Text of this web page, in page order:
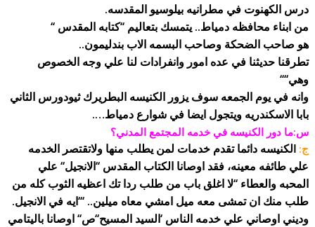
درس الكهنوت في مطرانيه بيلوسيو المقدسه.
من ابناء محافظه دمياط.. يتمسك بتعاليم ‘‘كتابه المقدس ‘‘
هو صاحب الضحكة وصاحب البسمه الاب بندليمون..
تطرقنا حديثنا في عده امور وانفرادات لنا علي وجه الخصوص
وهي‘‘‘‘
وانه في يوم الجمعه سوف يزور الكنيسه البطريرك ثيودورس الثاني
بابا الاسكندريه ويتجول ايضا في شوارع دمياط….
س:ما دور الكنيسه في خدمه المجتمع المدني؟
ج:الكنيسه دائما تقدم خدمات لمن يطلب منها ولاتقتصر الخدمه
علي طائفه معينه، فقد اوصانا الكتاب المقدس ‘‘الانجيل‘‘ علي
المحبه والعطاء ‘‘لا اغلق باب من طلب ردا تك اعظيه الثوب كله من
طلب منك ان تمشى معه ميل امشي معاه ميلين.. ‘‘‘ايه في الانجيل.
وديني اوصاني علي خدمه الناس ‘السيد المسيح‘‘ص‘‘ اوصانا باليتامي